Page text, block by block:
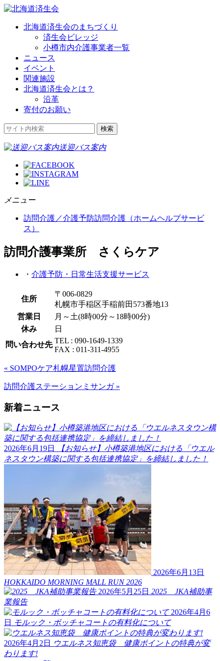
北海道済生会のまちづくり
済生会ビレッジ
小樽市内介護事業者一覧
ニュース
イベント
関連施設
北海道済生会とは？
沿革
寄付のお願い
送迎バス案内
メニュー
訪問介護／介護予防訪問介護（ホームヘルプサービ
ス）
訪問介護事業所 さくらケア
・ 介護予防・日常生活支援サービス
住所
〒006-0829
札幌市手稲区手稲前田573番地13
営業日
月～土(8時00分～18時00分)
休み
日
問い合わせ先 TEL : 090-1649-1339
FAX : 011-311-4955
« SOMPOケア札幌星置訪問介護
訪問介護ステーションミサンガ »
新着ニュース
2026年6月19日
【お知らせ】小樽築港地区における「ウエル
ネスタウン構築に関する包括連携協定」を締結しました！
2026年6月13日
HOKKAIDO MORNING MALL RUN 2026
2026年5月25日 2025 JKA補助事
業報告
2026年4月6
日 モルック・ボッチャコートの有料化について
2026年4月2日
ウエルネス知恵袋 健康ポイントの特典が変
わります!